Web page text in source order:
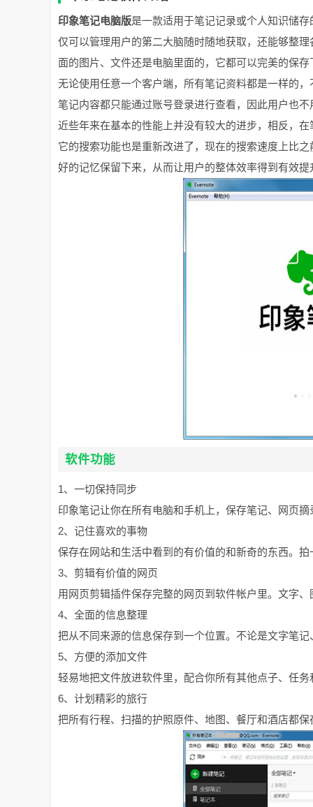
印象笔记电脑版是一款适用于笔记记录或个人知识储
仅可以管理用户的第二大脑随时随地获取，还能够整
面的图片、文件还是电脑里面的，它都可以完美的保
无论使用任意一个客户端，所有笔记资料都是一样的
笔记内容都只能通过账号登录进行查看，因此用户也
近些年来在基本的性能上并没有较大的进步，相反，
它的搜索功能也是重新改进了，现在的搜索速度上比
好的记忆保留下来，从而让用户的整体效率得到有效提
软件功能
1、一切保持同步
印象笔记让你在所有电脑和手机上，保存笔记、网页
2、记住喜欢的事物
保存在网站和生活中看到的有价值的和新奇的东西。
3、剪辑有价值的网页
用网页剪辑插件保存完整的网页到软件帐户里。文字
4、全面的信息整理
把从不同来源的信息保存到一个位置。不论是文字笔
5、方便的添加文件
轻易地把文件放进软件里，配合你所有其他点子、任
6、计划精彩的旅行
把所有行程、扫描的护照原件、地图、餐厅和酒店都